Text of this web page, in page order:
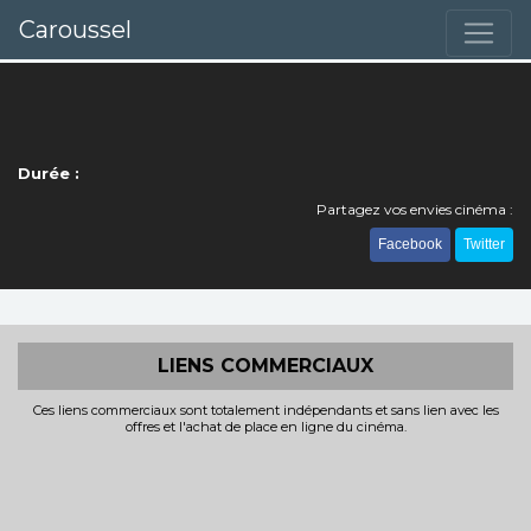
Caroussel
Durée :
Partagez vos envies cinéma :
Facebook Twitter
LIENS COMMERCIAUX
Ces liens commerciaux sont totalement indépendants et sans lien avec les
offres et l'achat de place en ligne du cinéma.